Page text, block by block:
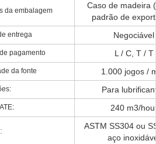
da embalagem
Caso de madeira
padrão de
entrega Negociável
pagamento L / C, T / T
da fonte 1.000 jogos /
Para
240 m3/
ASTM SS304 ou
aço